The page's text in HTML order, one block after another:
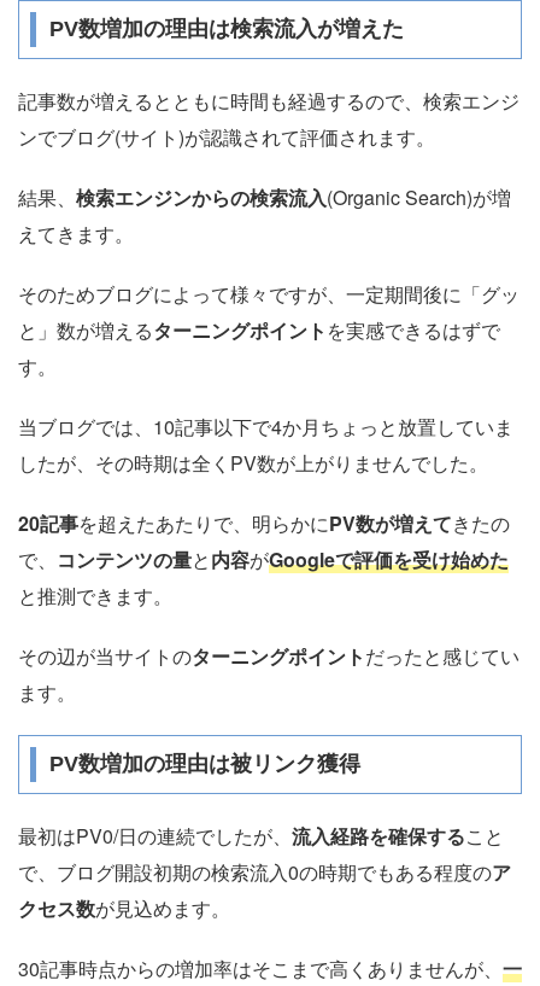
PV数増加の理由は検索流入が増えた
記事数が増えるとともに時間も経過するので、検索エンジ
ンでブログ(サイト)が認識されて評価されます。
結果、 検索エンジンからの検索流入(Organic Search)が増
えてきます。
そのためブログによって様々ですが、一定期間後に「グッ
と」数が増えるターニングポイント を実感できるはずで
す。
当ブログでは、10記事以下で4か月ちょっと放置していま
したが、その時期は全くPV数が上がりませんでした。
20記事を超えたあたりで、明らかにPV数が増えてきたの
で、 コンテンツの量と内容がGoogleで評価を受け始めた
と推測できます。
その辺が当サイトのターニングポイントだったと感じてい
ます。
PV数増加の理由は被リンク獲得
最初はPV0/日の連続でしたが、 流入経路を確保すること
で、ブログ開設初期の検索流入0の時期でもある程度のア
クセス数が見込めます。
30記事時点からの増加率はそこまで高くありませんが、 一